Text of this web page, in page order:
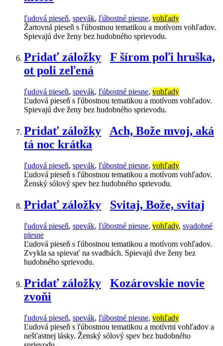
ľudová pieseň, spevák, ľúbostné piesne, vohľady
Žartovná pieseň s ľúbostnou tematikou a motívom vohľadov.
Spievajú dve ženy bez hudobného sprievodu.
Pridať záložky
F šírom poľi hruška,
ot poli zeľená
ľudová pieseň, spevák, ľúbostné piesne, vohľady
Ľudová pieseň s ľúbostnou tematikou a motívom vohľadov.
Spievajú dve ženy bez hudobného sprievodu.
Pridať záložky
Ach, Bože mvoj, aká
tá noc krátka
ľudová pieseň, spevák, ľúbostné piesne, vohľady
Ľudová pieseň s ľúbostnou tematikou a motívom vohľadov.
Ženský sólový spev bez hudobného sprievodu.
Pridať záložky Svitaj, Bože, svitaj
ľudová pieseň, spevák, ľúbostné piesne, vohľady, svadobné
piesne
Ľudová pieseň s ľúbostnou tematikou a motívom vohľadov.
Zvykla sa spievať na svadbách. Spievajú dve ženy bez
hudobného sprievodu.
Pridať záložky
Kozárovskie novie
zvoňi
ľudová pieseň, spevák, ľúbostné piesne, vohľady
Ľudová pieseň s ľúbostnou tematikou a motívmi vohľadov a
nešťastnej lásky. Ženský sólový spev bez hudobného